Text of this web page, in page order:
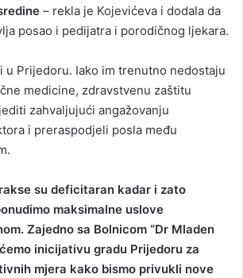
– rekla je Kojevićeva i dodala da
posao i pedijatra i porodičnog ljekara.
u Prijedoru. Iako im trenutno nedostaju
medicine, zdravstvenu zaštitu
zahvaljujući angažovanju
i preraspodjeli posla među
su deficitaran kadar i zato
maksimalne uslove
Zajedno sa Bolnicom “Dr Mladen
inicijativu gradu Prijedoru za
mjera kako bismo privukli nove